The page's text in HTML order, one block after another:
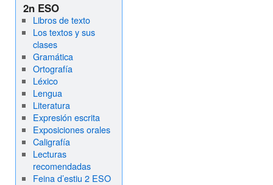
2n ESO
Libros de texto
Los textos y sus
clases
Gramática
Ortografía
Léxico
Lengua
Literatura
Expresión escrita
Exposiciones orales
Caligrafía
Lecturas
recomendadas
Feina d’estiu 2 ESO